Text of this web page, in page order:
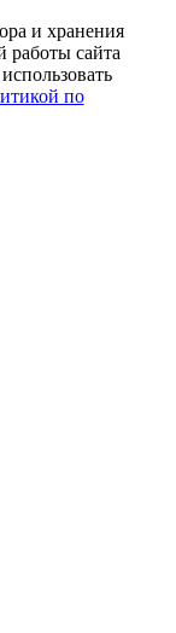
и хранения
работы сайта
по